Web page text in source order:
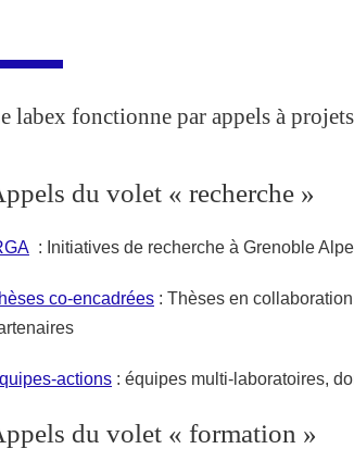
labex fonctionne par appels à
du volet « recherche »
: Initiatives de recherche à Grenoble
co-encadrées: Thèses en
actions: équipes multi-laboratoires,
du volet « formation »